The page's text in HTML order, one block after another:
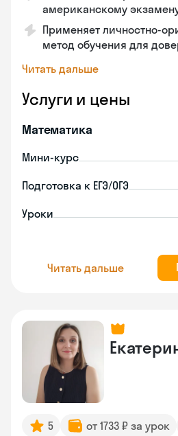
американскому экзамену
Применяет личностно-
метод обучения для
Читать дальше
Услуги и цены
Математика
Мини-курс
Подготовка к ЕГЭ/ОГЭ
Уроки
Читать дальше
5 от 1733 ₽ за урок